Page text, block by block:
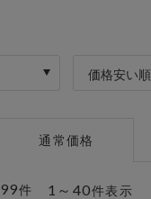
価格安い順
通常価格
1～40件表示
99件